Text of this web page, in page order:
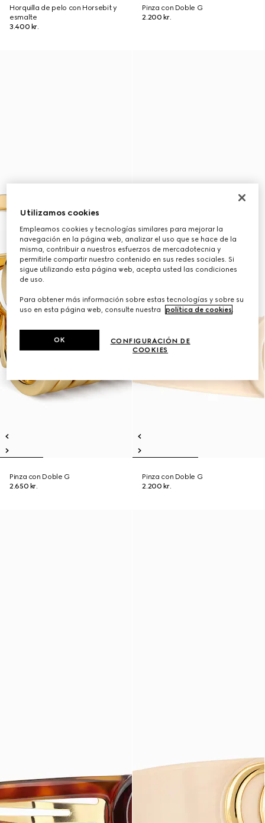
Horquilla de pelo con Horsebit y
esmalte
3.400 kr.
Pinza con Doble G
2.200 kr.
Pinza con Doble G
2.650 kr.
Pinza con Doble G
2.200 kr.
Utilizamos cookies
Empleamos cookies y tecnologías similares para mejorar la
navegación en la página web, analizar el uso que se hace de la
misma, contribuir a nuestros esfuerzos de mercadotecnia y
permitirle compartir nuestro contenido en sus redes sociales. Si
sigue utilizando esta página web, acepta usted las condiciones
de uso.
Para obtener más información sobre estas tecnologías y sobre su
uso en esta página web, consulte nuestra
política de cookies
CONFIGURACIÓN DE
COOKIES
OK